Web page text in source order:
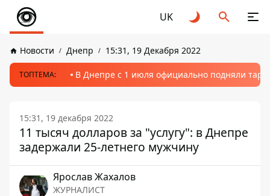
UK
Новости Днепр 15:31, 19 Декабря 2022
ТОПТЕМА: В Днепре с 1 июля официально подняли
15:31, 19 декабря 2022
11 тысяч долларов за "услугу": в Днепре
задержали 25-летнего мужчину
Ярослав Жахалов
ЖУРНАЛИСТ